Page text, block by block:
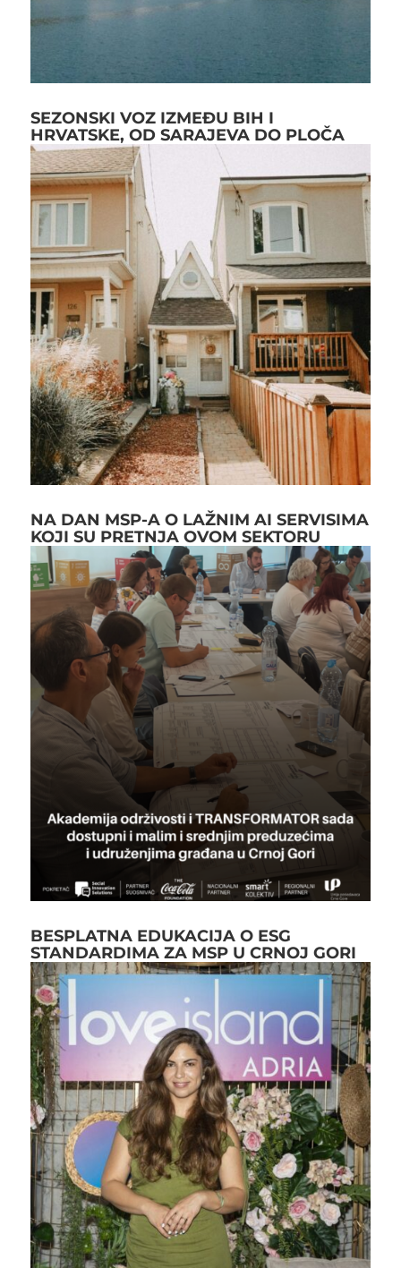
SEZONSKI VOZ IZMEĐU BIH I
HRVATSKE, OD SARAJEVA DO PLOČA
NA DAN MSP-A O LAŽNIM AI SERVISIMA
KOJI SU PRETNJA OVOM SEKTORU
BESPLATNA EDUKACIJA O ESG
STANDARDIMA ZA MSP U CRNOJ GORI